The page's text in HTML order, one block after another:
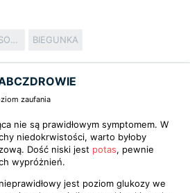
CHOROBY ZAKAŹNE I PASOŻYTNICZE BIEGUNKA
zaufania
nie są prawidłowym symptomem. W
niedokrwistości, warto byłoby
Dość niski jest potas, pewnie
wypróżnień.
jest poziom glukozy we